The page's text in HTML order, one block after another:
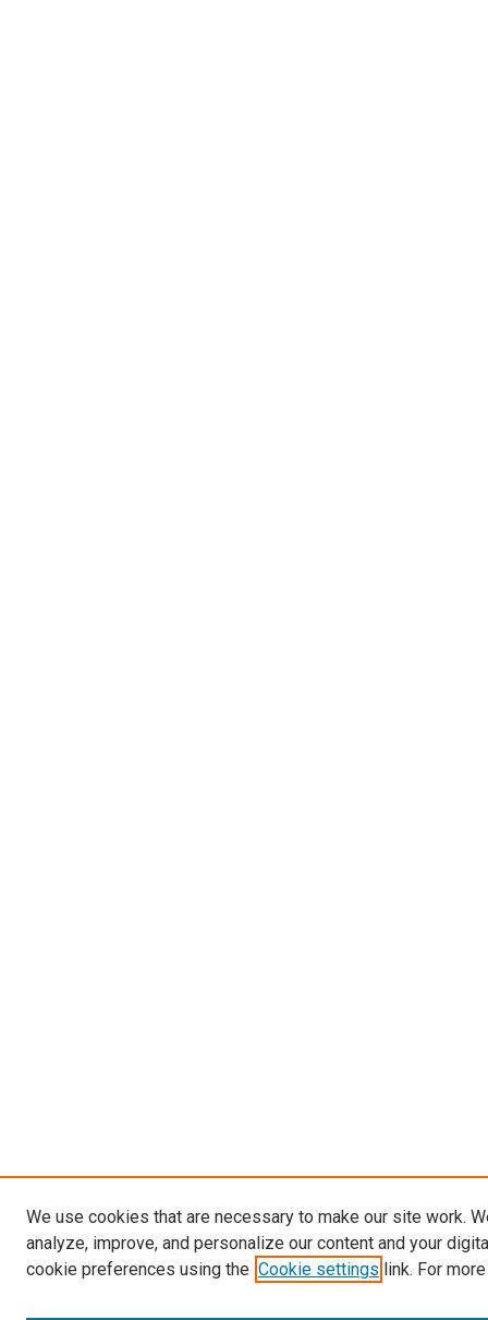
We use cookies that are necessary to make our site work.
analyze, improve, and personalize our content and your
cookie preferences using the Cookie settings link. For